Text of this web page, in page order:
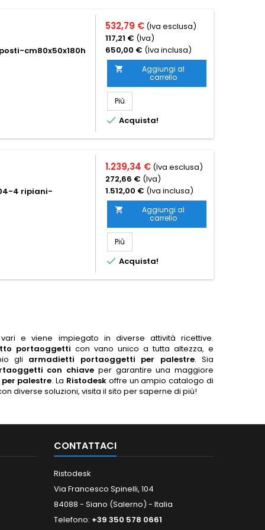
cm80x50x180h
532,79 € (Iva esclusa)
117,21 € (Iva)
650,00 € (Iva inclusa)

Aggiungi al
carrello
Più
 Acquista!
4 ripiani-
1.239,34 € (Iva esclusa)
272,66 € (Iva)
1.512,00 € (Iva inclusa)

Aggiungi al
carrello
Più
 Acquista!
e viene impiegato in diverse attività ricettive.
portaoggetti con vano unico a tutta altezza, e
gli armadietti portaoggetti per palestre. Sia
con chiave per garantire una maggiore
palestre. La Ristodesk offre un ampio catalogo di
diverse soluzioni, visita il sito per saperne di più!
CONTATTACI
Ristodesk
Via Francesco Spinelli, 104
84088 - Siano (Salerno) - Italia
Telefono: +39 350 578 0661